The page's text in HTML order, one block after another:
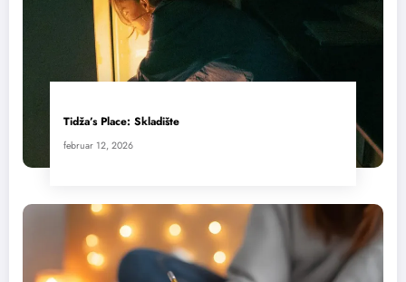
Tidža’s Place: Skladište
februar 12, 2026